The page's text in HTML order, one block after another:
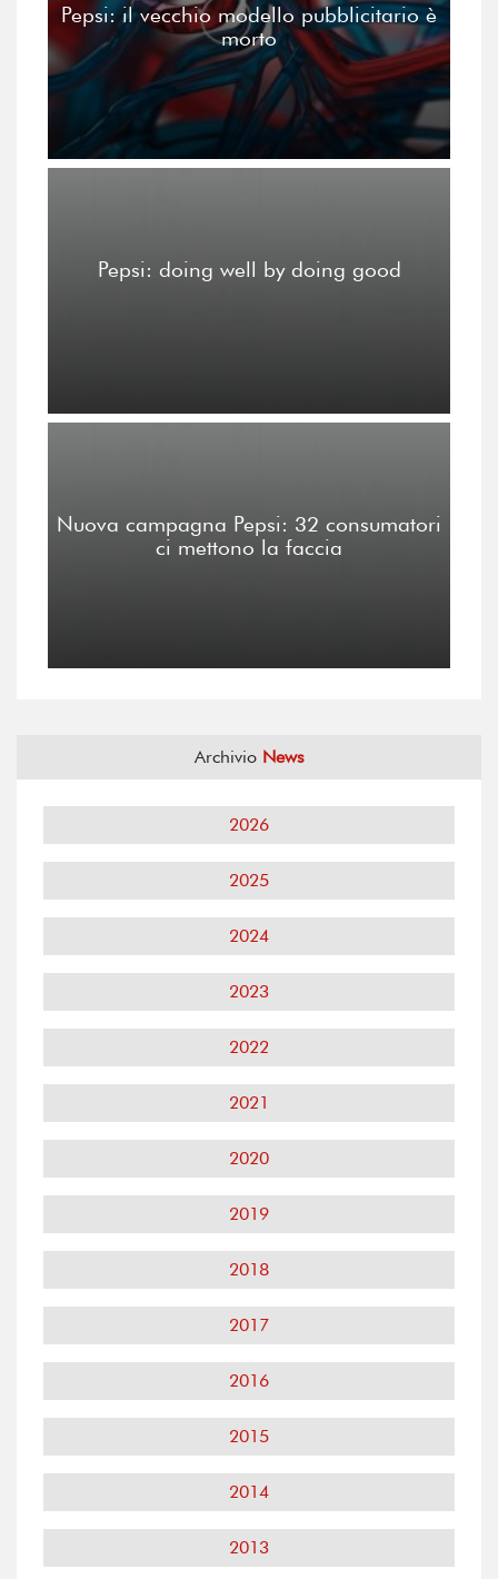
Pepsi: il vecchio modello pubblicitario è
morto
Pepsi: doing well by doing good
Nuova campagna Pepsi: 32 consumatori
ci mettono la faccia
Archivio News
2026
2025
2024
2023
2022
2021
2020
2019
2018
2017
2016
2015
2014
2013